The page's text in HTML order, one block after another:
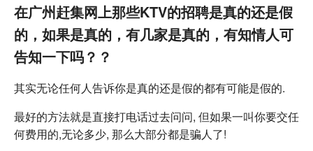
在广州赶集网上那些KTV的招聘是真的还是假
的，如果是真的，有几家是真的，有知情人可
告知一下吗？？
其实无论任何人告诉你是真的还是假的都有可能是假的.
最好的方法就是直接打电话过去问问, 但如果一叫你要交任
何费用的,无论多少, 那么大部分都是骗人了!